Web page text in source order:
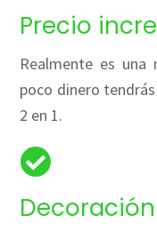
Precio
Realmente es
poco dinero
2 en 1.